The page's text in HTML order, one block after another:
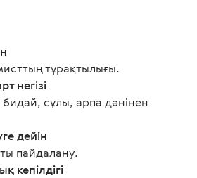
тұрақтылығы.
негізі
бидай, сұлы, арпа дәнінен
дейін
пайдалану.
кепілдігі